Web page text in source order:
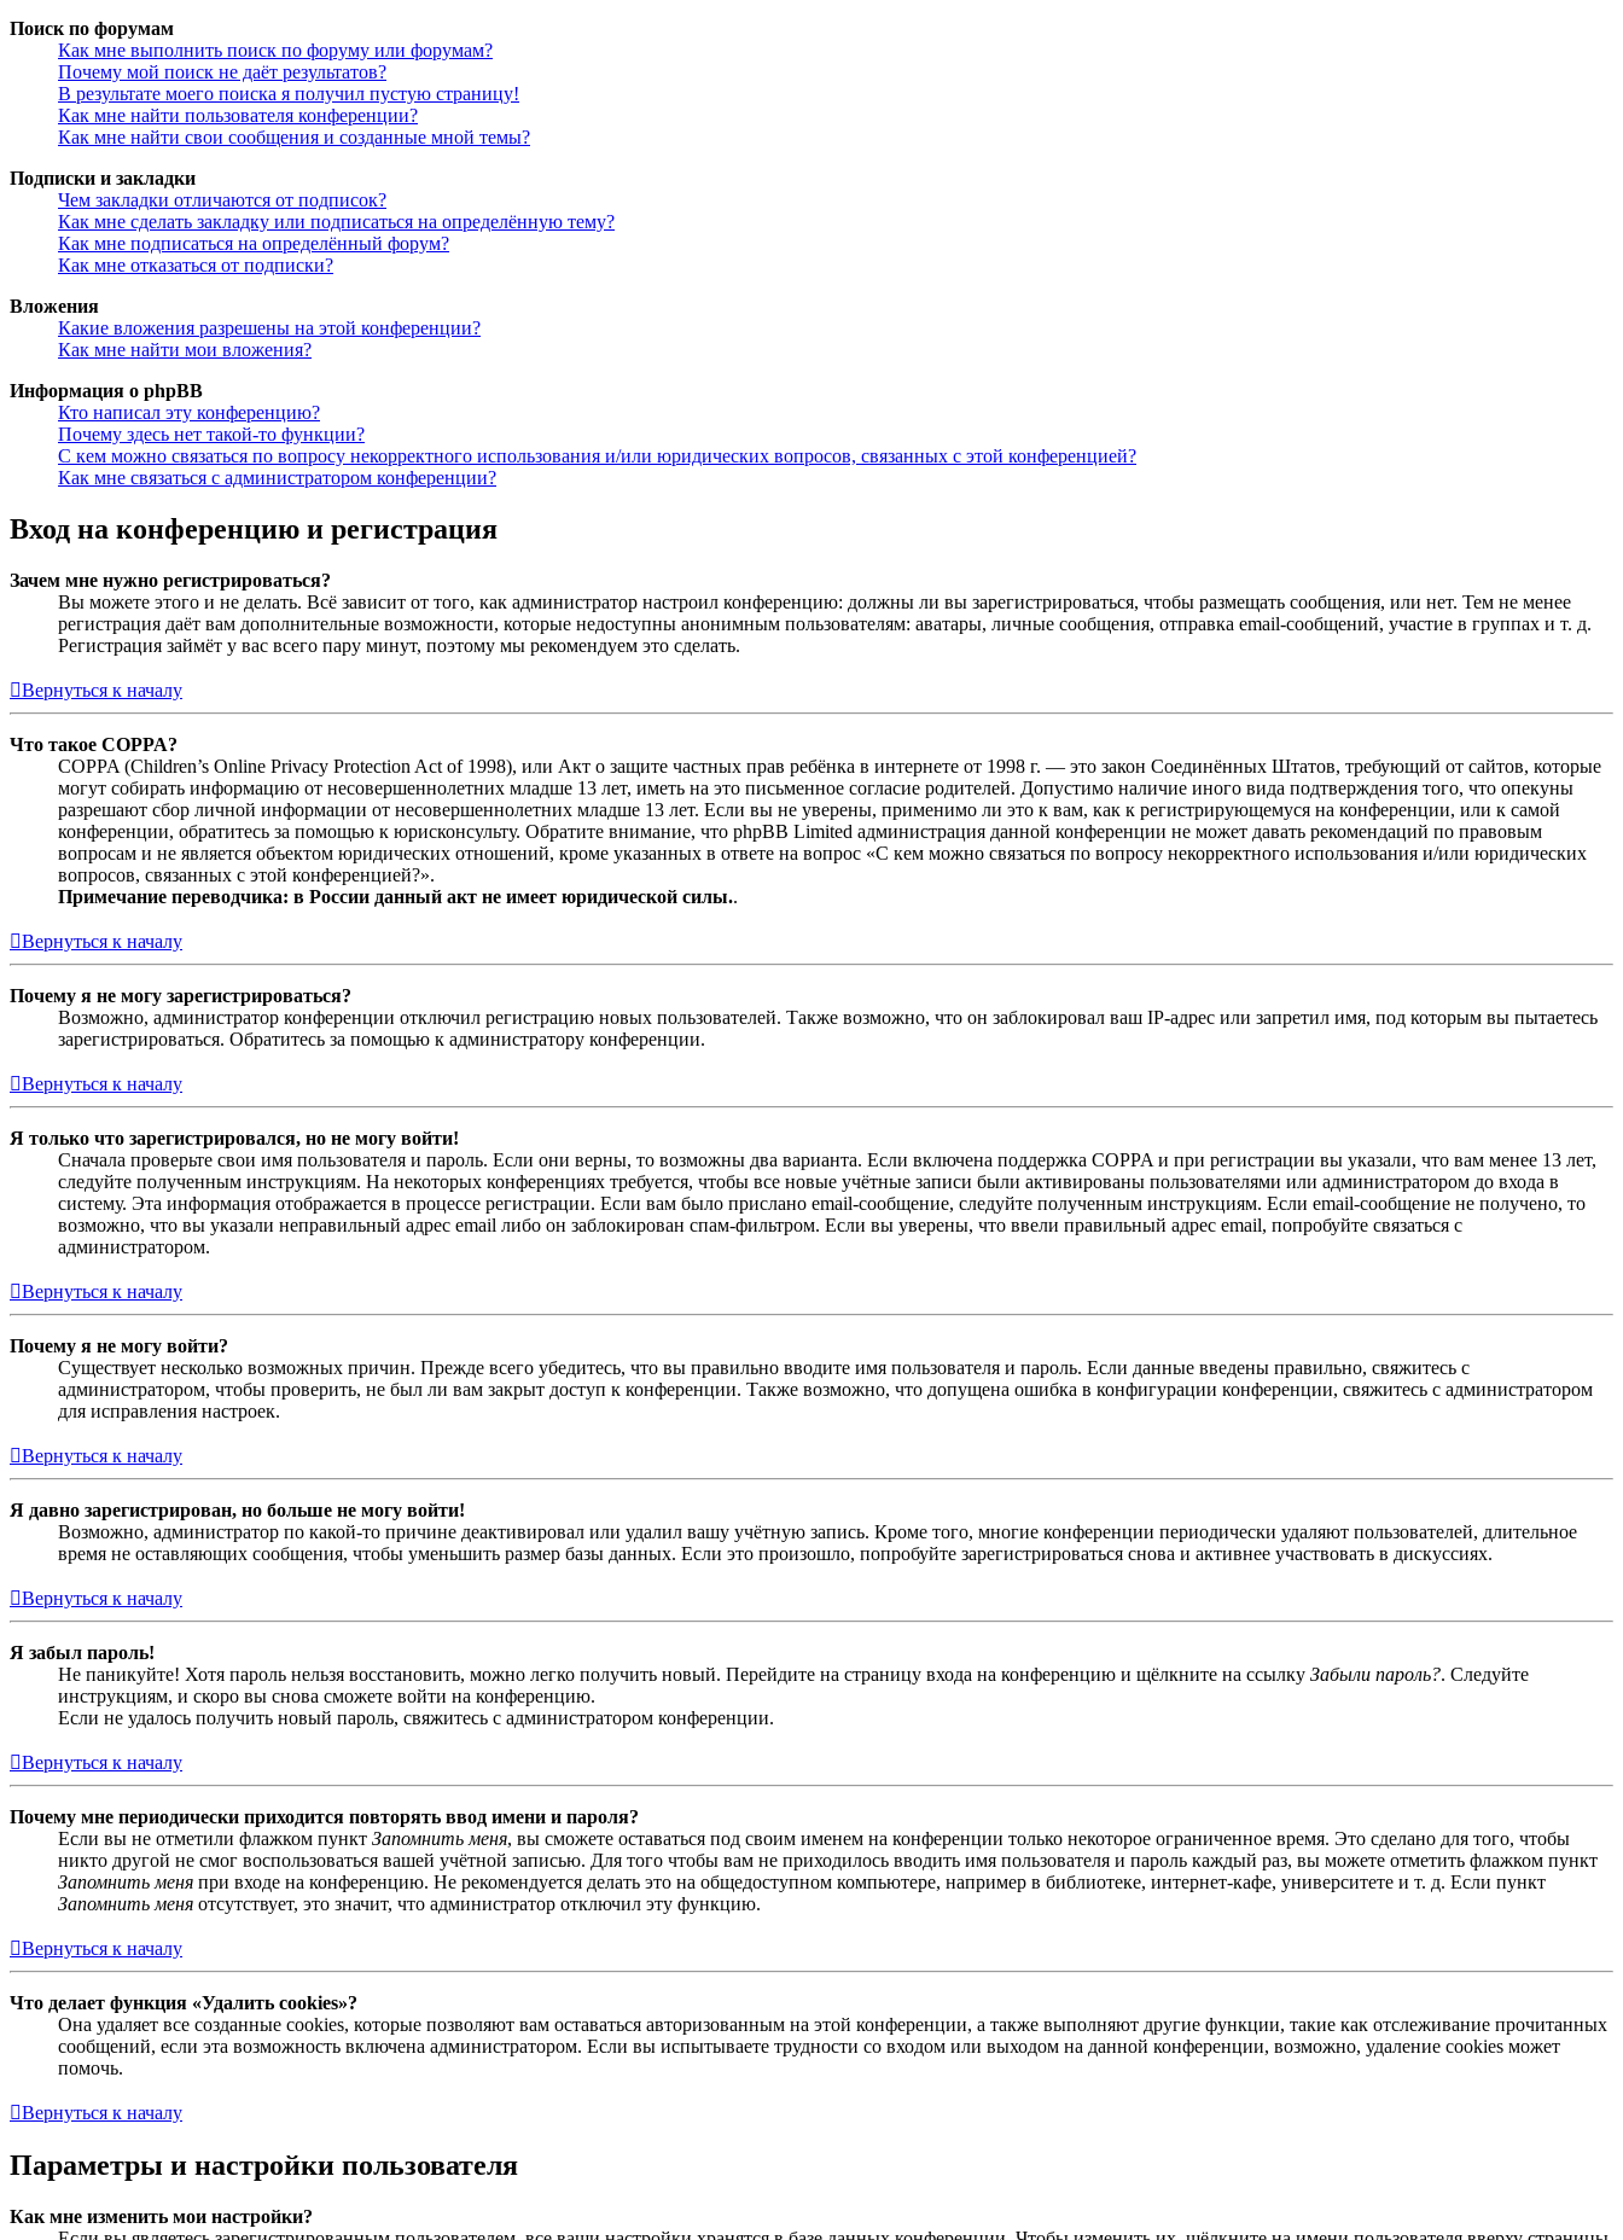
Поиск по форумам
Как мне выполнить поиск по форуму или форумам?
Почему мой поиск не даёт результатов?
В результате моего поиска я получил пустую страницу!
Как мне найти пользователя конференции?
Как мне найти свои сообщения и созданные мной темы?
Подписки и закладки
Чем закладки отличаются от подписок?
Как мне сделать закладку или подписаться на определённую тему?
Как мне подписаться на определённый форум?
Как мне отказаться от подписки?
Вложения
Какие вложения разрешены на этой конференции?
Как мне найти мои вложения?
Информация о phpBB
Кто написал эту конференцию?
Почему здесь нет такой-то функции?
С кем можно связаться по вопросу некорректного использования и/или юридических вопросов, связанных с этой конференцией?
Как мне связаться с администратором конференции?
Вход на конференцию и регистрация
Зачем мне нужно регистрироваться?
Вы можете этого и не делать. Всё зависит от того, как администратор настроил конференцию: должны ли вы зарегистрироваться, чтобы размещать сообщения, или нет. Тем не менее
регистрация даёт вам дополнительные возможности, которые недоступны анонимным пользователям: аватары, личные сообщения, отправка email-сообщений, участие в группах и т. д.
Регистрация займёт у вас всего пару минут, поэтому мы рекомендуем это сделать.
Вернуться к началу
Что такое COPPA?
COPPA (Children’s Online Privacy Protection Act of 1998), или Акт о защите частных прав ребёнка в интернете от 1998 г. — это закон Соединённых Штатов, требующий от сайтов, которые
могут собирать информацию от несовершеннолетних младше 13 лет, иметь на это письменное согласие родителей. Допустимо наличие иного вида подтверждения того, что опекуны
разрешают сбор личной информации от несовершеннолетних младше 13 лет. Если вы не уверены, применимо ли это к вам, как к регистрирующемуся на конференции, или к самой
конференции, обратитесь за помощью к юрисконсульту. Обратите внимание, что phpBB Limited администрация данной конференции не может давать рекомендаций по правовым
вопросам и не является объектом юридических отношений, кроме указанных в ответе на вопрос «С кем можно связаться по вопросу некорректного использования и/или юридических
вопросов, связанных с этой конференцией?».
Примечание переводчика: в России данный акт не имеет юридической силы..
Вернуться к началу
Почему я не могу зарегистрироваться?
Возможно, администратор конференции отключил регистрацию новых пользователей. Также возможно, что он заблокировал ваш IP-адрес или запретил имя, под которым вы пытаетесь
зарегистрироваться. Обратитесь за помощью к администратору конференции.
Вернуться к началу
Я только что зарегистрировался, но не могу войти!
Сначала проверьте свои имя пользователя и пароль. Если они верны, то возможны два варианта. Если включена поддержка COPPA и при регистрации вы указали, что вам менее 13 лет,
следуйте полученным инструкциям. На некоторых конференциях требуется, чтобы все новые учётные записи были активированы пользователями или администратором до входа в
систему. Эта информация отображается в процессе регистрации. Если вам было прислано email-сообщение, следуйте полученным инструкциям. Если email-сообщение не получено, то
возможно, что вы указали неправильный адрес email либо он заблокирован спам-фильтром. Если вы уверены, что ввели правильный адрес email, попробуйте связаться с
администратором.
Вернуться к началу
Почему я не могу войти?
Существует несколько возможных причин. Прежде всего убедитесь, что вы правильно вводите имя пользователя и пароль. Если данные введены правильно, свяжитесь с
администратором, чтобы проверить, не был ли вам закрыт доступ к конференции. Также возможно, что допущена ошибка в конфигурации конференции, свяжитесь с администратором
для исправления настроек.
Вернуться к началу
Я давно зарегистрирован, но больше не могу войти!
Возможно, администратор по какой-то причине деактивировал или удалил вашу учётную запись. Кроме того, многие конференции периодически удаляют пользователей, длительное
время не оставляющих сообщения, чтобы уменьшить размер базы данных. Если это произошло, попробуйте зарегистрироваться снова и активнее участвовать в дискуссиях.
Вернуться к началу
Я забыл пароль!
Не паникуйте! Хотя пароль нельзя восстановить, можно легко получить новый. Перейдите на страницу входа на конференцию и щёлкните на ссылку Забыли пароль?. Следуйте
инструкциям, и скоро вы снова сможете войти на конференцию.
Если не удалось получить новый пароль, свяжитесь с администратором конференции.
Вернуться к началу
Почему мне периодически приходится повторять ввод имени и пароля?
Если вы не отметили флажком пункт Запомнить меня, вы сможете оставаться под своим именем на конференции только некоторое ограниченное время. Это сделано для того, чтобы
никто другой не смог воспользоваться вашей учётной записью. Для того чтобы вам не приходилось вводить имя пользователя и пароль каждый раз, вы можете отметить флажком пункт
Запомнить меня при входе на конференцию. Не рекомендуется делать это на общедоступном компьютере, например в библиотеке, интернет-кафе, университете и т. д. Если пункт
Запомнить меня отсутствует, это значит, что администратор отключил эту функцию.
Вернуться к началу
Что делает функция «Удалить cookies»?
Она удаляет все созданные cookies, которые позволяют вам оставаться авторизованным на этой конференции, а также выполняют другие функции, такие как отслеживание прочитанных
сообщений, если эта возможность включена администратором. Если вы испытываете трудности со входом или выходом на данной конференции, возможно, удаление cookies может
помочь.
Вернуться к началу
Параметры и настройки пользователя
Как мне изменить мои настройки?